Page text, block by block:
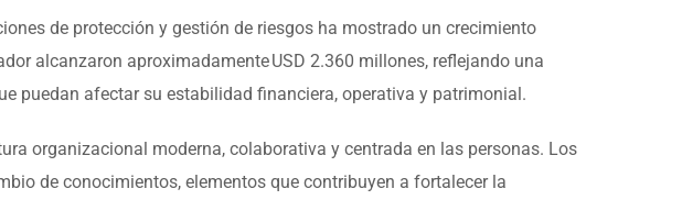
de protección y gestión de riesgos ha mostrado un crecimiento
alcanzaron aproximadamente USD 2.360 millones, reflejando una
puedan afectar su estabilidad financiera, operativa y patrimonial.
organizacional moderna, colaborativa y centrada en las personas. Los
de conocimientos, elementos que contribuyen a fortalecer la